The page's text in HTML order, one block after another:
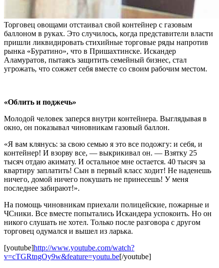
Торговец овощами отстаивал свой контейнер с газовым
баллоном в руках. Это случилось, когда представители власти
пришли ликвидировать стихийные торговые ряды напротив
рынка «Буратино», что в Пришахтинске. Искандер
Аламуратов, пытаясь защитить семейный бизнес, стал
угрожать, что сожжет себя вместе со своим рабочим местом.
«Облить и поджечь»
Молодой человек заперся внутри контейнера. Выглядывая в
окно, он показывал чиновникам газовый баллон.
«Я вам клянусь: за свою семью я это все подожгу: и себя, и
контейнер! И взорву все, — выкрикивал он. — Взятку 25
тысяч отдаю акимату. И остальное мне остается. 40 тысяч за
квартиру заплатить! Сын в первый класс ходит! Не наденешь
ничего, домой ничего покушать не принесешь! У меня
последнее забирают!».
На помощь чиновникам приехали полицейские, пожарные и
ЧСники. Все вместе попытались Искандера успокоить. Но он
никого слушать не хотел. Только после разговора с другом
торговец одумался и вышел из ларька.
[youtube]http://www.youtube.com/watch?
v=cTGRtngOy9w&feature=youtu.be[/youtube]